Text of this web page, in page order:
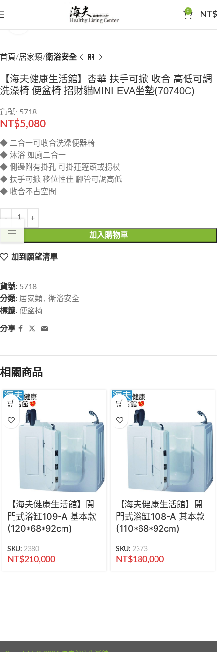
0 NT$
Click to enlarge
首頁 居家類 衛浴安全
【海夫健康生活館】杏華 扶手可掀 收合 高低可調
洗澡椅 便盆椅 招財貓MINI EVA坐墊(70740C)
貨號: 5718
NT$5,080
◆ 二合一可收合洗澡便器椅
◆ 沐浴 如廁二合一
◆ 側邊附有掛孔 可掛蓮蓬頭或拐杖
◆ 扶手可掀 移位性佳 腳管可調高低
◆ 收合不占空間
加入購物車
加到願望清單
貨號: 5718
分類: 居家類 , 衛浴安全
標籤: 便盆椅
分享
相關商品
【海夫健康生活館】開
門式浴缸109-A 基本款
(120*68*92cm)
SKU: 2380
NT$210,000
【海夫健康生活館】開
門式浴缸108-A 其本款
(110*68*92cm)
SKU: 2373
NT$180,000